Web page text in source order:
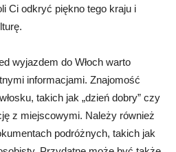
Ci odkryć piękno tego kraju i
wyjazdem do Włoch warto
informacjami. Znajomość
takich jak „dzień dobry” czy
z miejscowymi. Należy również
podróżnych, takich jak